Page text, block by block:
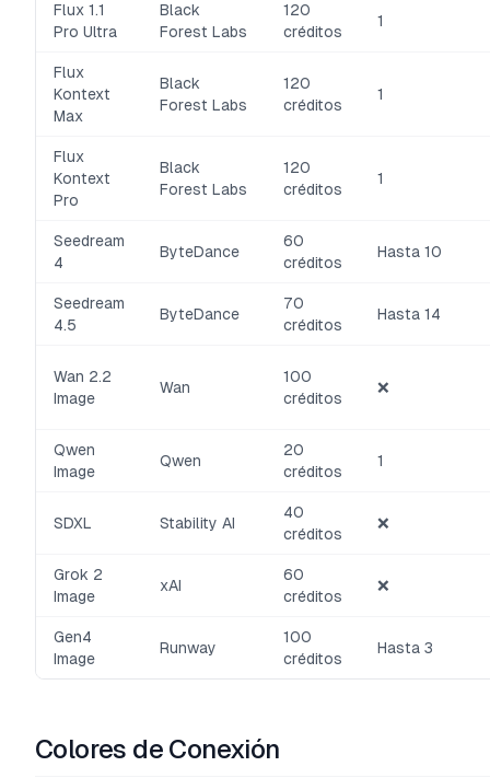
Flux 1.1
Pro Ultra
Black
Forest Labs
120
créditos
1
Flux
Kontext
Max
Black
Forest Labs
120
créditos
1
Flux
Kontext
Pro
Black
Forest Labs
120
créditos
1
Seedream
4
ByteDance
60
créditos
Hasta 10
Seedream
4.5
ByteDance
70
créditos
Hasta 14
Wan 2.2
Image
Wan
100
créditos
❌
Qwen
Image
Qwen
20
créditos
1
SDXL Stability AI
40
créditos
❌
Grok 2
Image
xAI
60
créditos
❌
Gen4
Image
Runway
100
créditos
Hasta 3
Colores de Conexión